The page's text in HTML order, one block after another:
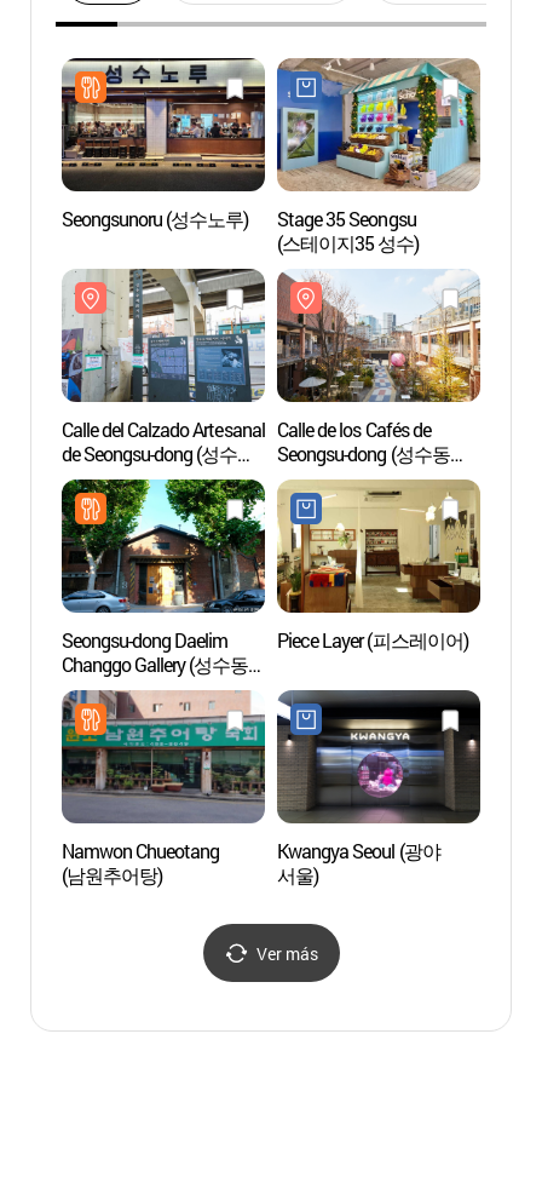
Seongsunoru (성수노루)
Stage 35 Seongsu
(스테이지35 성수)
Calle del Calzado Artesanal
de Seongsu-dong (성수동
수제화거리)
Calle de los Cafés de
Seongsu-dong (성수동
카페거리)
Seongsu-dong Daelim
Changgo Gallery (성수동
대림창고 갤러리)
Piece Layer (피스레이어)
Namwon Chueotang
(남원추어탕)
Kwangya Seoul (광야
서울)
Ver más